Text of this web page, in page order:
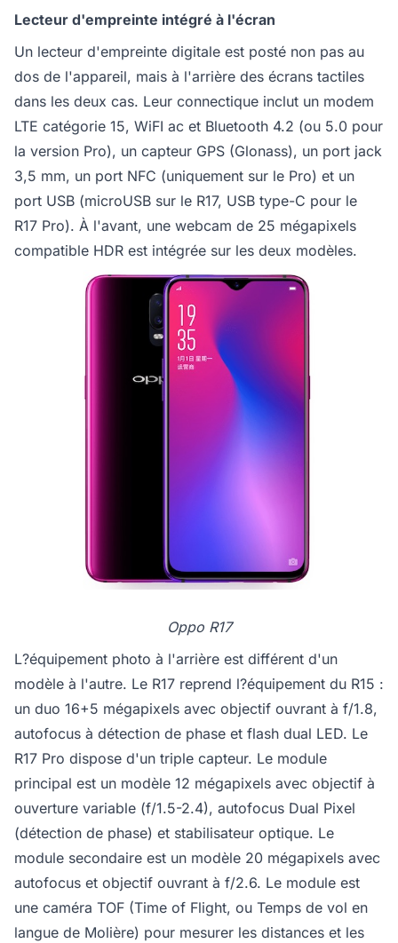
Lecteur d'empreinte intégré à l'écran
Un lecteur d'empreinte digitale est posté non pas au
dos de l'appareil, mais à l'arrière des écrans tactiles
dans les deux cas. Leur connectique inclut un modem
LTE catégorie 15, WiFI ac et Bluetooth 4.2 (ou 5.0 pour
la version Pro), un capteur GPS (Glonass), un port jack
3,5 mm, un port NFC (uniquement sur le Pro) et un
port USB (microUSB sur le R17, USB type-C pour le
R17 Pro). À l'avant, une webcam de 25 mégapixels
compatible HDR est intégrée sur les deux modèles.
Oppo R17
L?équipement photo à l'arrière est différent d'un
modèle à l'autre. Le R17 reprend l?équipement du R15 :
un duo 16+5 mégapixels avec objectif ouvrant à f/1.8,
autofocus à détection de phase et flash dual LED. Le
R17 Pro dispose d'un triple capteur. Le module
principal est un modèle 12 mégapixels avec objectif à
ouverture variable (f/1.5-2.4), autofocus Dual Pixel
(détection de phase) et stabilisateur optique. Le
module secondaire est un modèle 20 mégapixels avec
autofocus et objectif ouvrant à f/2.6. Le module est
une caméra TOF (Time of Flight, ou Temps de vol en
langue de Molière) pour mesurer les distances et les